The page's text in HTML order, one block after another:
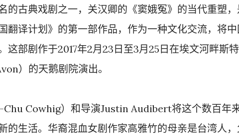
的古典戏剧之一，关汉卿的《窦娥冤》的当代重塑
翻译计划》的第一部作品，作为一种文化交流，将
这部剧作于2017年2月23日至3月25日在埃文河畔斯特
）的天鹅剧院演出。
Chu Cowhig）和导演Justin Audibert将这个数百年
的生活。华裔混血女剧作家高雅竹的母亲是台湾人